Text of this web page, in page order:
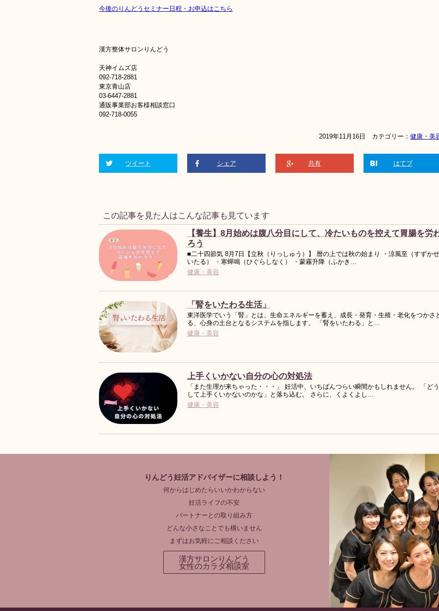
今後のりんどうセミナー日程・お申込はこちら
漢方整体サロンりんどう
天神イムズ店
092-718-2881
東京青山店
03-6447-2881
通販事業部お客様相談窓口
092-718-0055
2019年11月16日 カテゴリー： 健康・美
ツイート シェア 共有 はてブ
この記事を見た人はこんな記事も見ています
【養生】8月始めは腹八分目にして、冷たいものを控えて胃腸を労
ろう
■二十四節気 8月7日【立秋（りっしゅう）】 暦の上では秋の始まり ・涼風至（すずかぜ
いたる） ・寒蟬鳴（ひぐらしなく） ・蒙霧升降（ふかき…
健康・美容
「腎をいたわる生活」
東洋医学でいう「腎」とは、生命エネルギーを蓄え、成長・発育・生殖・老化をつかさ
る、心身の土台となるシステムを指します。 「腎をいたわる」と…
健康・美容
上手くいかない自分の心の対処法
「また生理が来ちゃった・・・」 妊活中、いちばんつらい瞬間かもしれません。 「どう
して上手くいかないのかな」と落ち込む。 さらに、くよくよし…
健康・美容
りんどう妊活アドバイザーに相談しよう！
何からはじめたらいいかわからない
妊活ライフの不安
パートナーとの取り組み方
どんな小さなことでも構いません
まずはお気軽にご相談ください
漢方サロンりんどう
女性のカラダ相談室